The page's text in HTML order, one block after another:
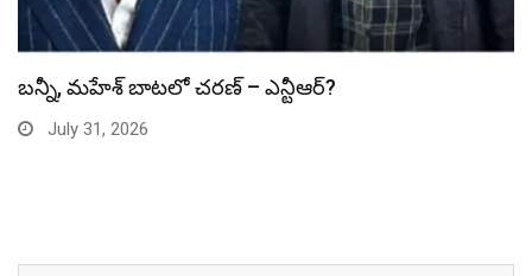
స్పైడర్ మ్యాన్ బాక్సాఫీస్ రికార్డు బద్దలు
July 31, 2026